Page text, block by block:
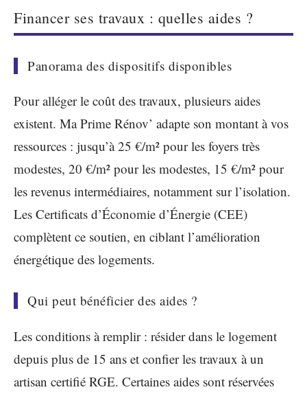
Financer ses travaux : quelles aides ?
Panorama des dispositifs disponibles
Pour alléger le coût des travaux, plusieurs aides
existent. Ma Prime Rénov’ adapte son montant à vos
ressources : jusqu’à 25 €/m² pour les foyers très
modestes, 20 €/m² pour les modestes, 15 €/m² pour
les revenus intermédiaires, notamment sur l’isolation.
Les Certificats d’Économie d’Énergie (CEE)
complètent ce soutien, en ciblant l’amélioration
énergétique des logements.
Qui peut bénéficier des aides ?
Les conditions à remplir : résider dans le logement
depuis plus de 15 ans et confier les travaux à un
artisan certifié RGE. Certaines aides sont réservées